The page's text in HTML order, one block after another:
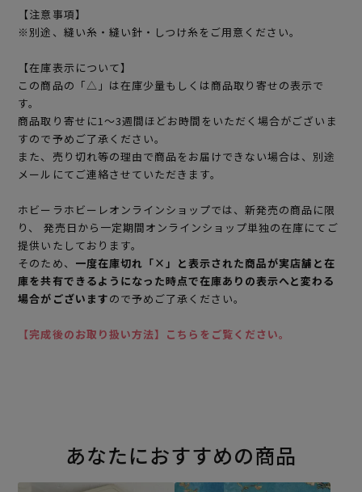
【注意事項】
※別途、縫い糸・縫い針・しつけ糸をご用意ください。
【在庫表示について】
この商品の「△」は在庫少量もしくは商品取り寄せの表示で
す。
商品取り寄せに1～3週間ほどお時間をいただく場合がございま
すので予めご了承ください。
また、売り切れ等の理由で商品をお届けできない場合は、別途
メールにてご連絡させていただきます。
ホビーラホビーレオンラインショップでは、新発売の商品に限
り、 発売日から一定期間オンラインショップ単独の在庫にてご
提供いたしております。
そのため、 一度在庫切れ「×」と表示された商品が実店舗と在
庫を共有できるようになった時点で在庫ありの表示へと変わる
場合がございますので予めご了承ください。
【完成後のお取り扱い方法】こちらをご覧ください。
あなたにおすすめの商品